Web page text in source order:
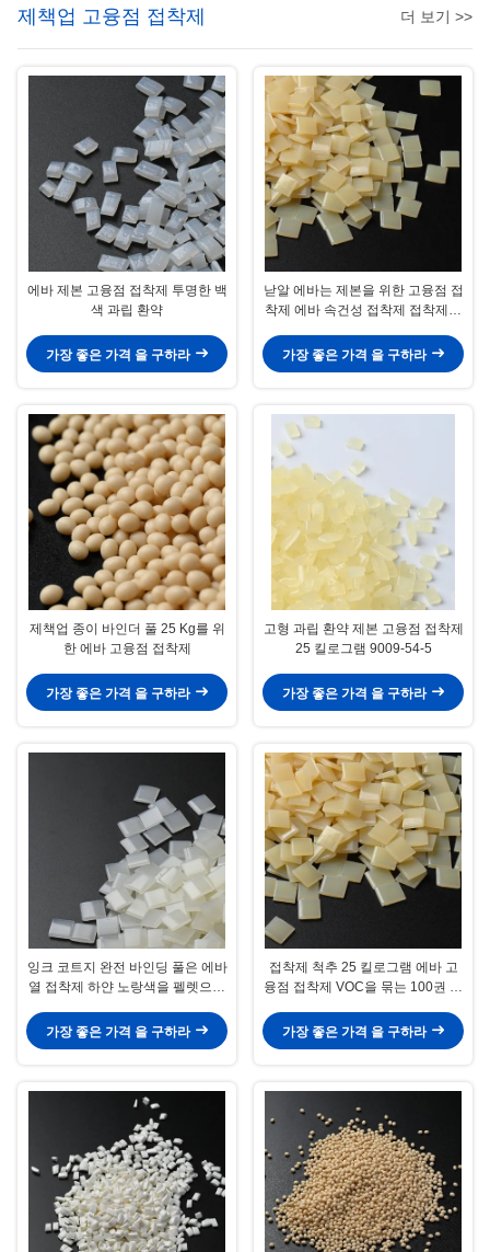
제책업 고융점 접착제 더 보기 >>
에바 제본 고융점 접착제 투명한 백
색 과립 환약
가장 좋은 가격 을 구하라
낟알 에바는 제본을 위한 고융점 접
착제 에바 속건성 접착제 접착제에
가장 좋은 가격 을 구하라
제책업 종이 바인더 풀 25 Kg를 위
한 에바 고융점 접착제
가장 좋은 가격 을 구하라
고형 과립 환약 제본 고융점 접착제
25 킬로그램 9009-54-5
가장 좋은 가격 을 구하라
잉크 코트지 완전 바인딩 풀은 에바
열 접착제 하얀 노랑색을 펠렛으로
가장 좋은 가격 을 구하라
접착제 척추 25 킬로그램 에바 고
융점 접착제 VOC을 묶는 100권 단
가장 좋은 가격 을 구하라